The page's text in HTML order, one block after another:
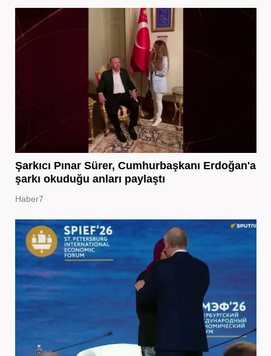
Şarkıcı Pınar Sürer, Cumhurbaşkanı Erdoğan'a
şarkı okuduğu anları paylaştı
Haber7